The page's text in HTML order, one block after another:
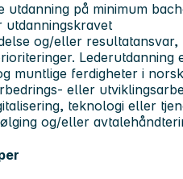
utdanning på minimum
utdanningskravet
og/eller
Lederutdanning
muntlige ferdigheter i norsk
eller
teknologi eller
og/eller